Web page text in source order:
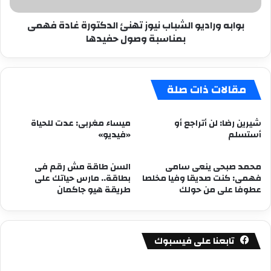
بمناسبة
وصولبوابه وراديو الشباب نيوز تهنئ الدكتورة غادة فهمى
بمناسبة وصول حفيدها
مقالات ذات صلة
شيرين رضا: لن أتراجع أو
أستسلم
ميساء مغربى: عدت للحياة
«فيديو»
محمد صبحى ينعى سامى
فهمى: كنت صديقا وفيا مخلصا
عطوفا على من حولك
السن طاقة مش رقم فى
بطاقة.. مارس حياتك على
طريقة هيو جاكمان
تابعنا على فيسبوك